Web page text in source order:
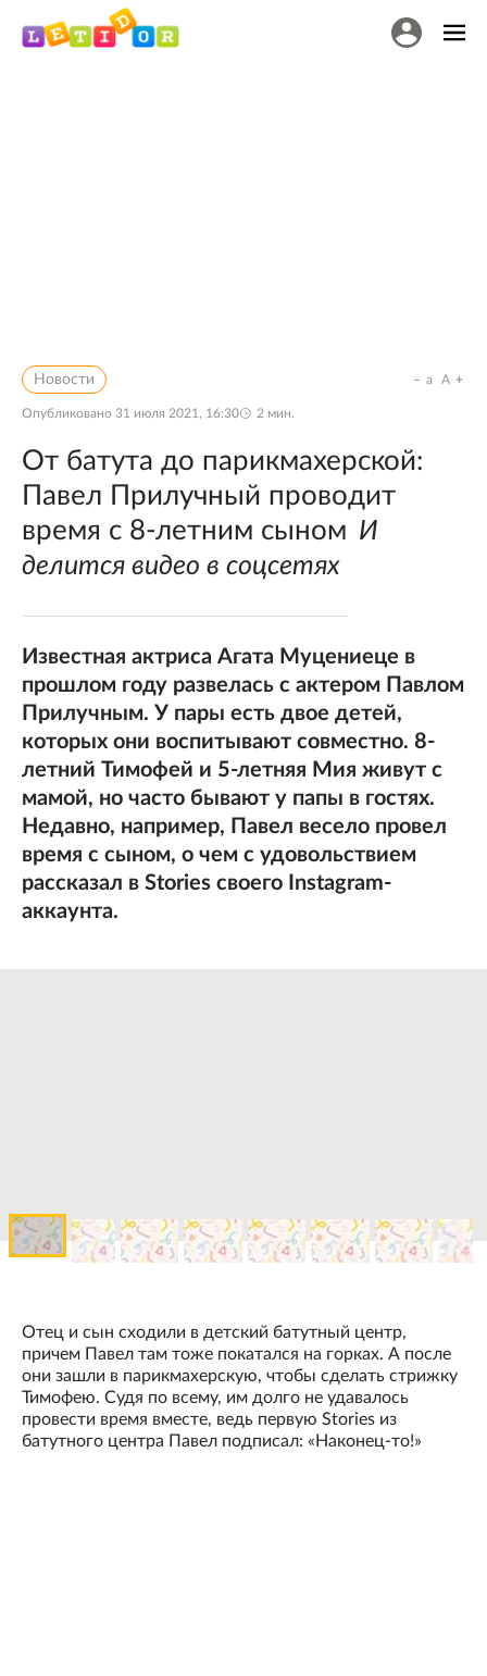
Новости
Опубликовано 31 июля 2021, 16:30 2 мин.
a A
От батута до парикмахерской:
Павел Прилучный проводит
время с 8-летним сыном И
делится видео в соцсетях
Известная актриса Агата Муцениеце в
прошлом году развелась с актером Павлом
Прилучным. У пары есть двое детей,
которых они воспитывают совместно. 8-
летний Тимофей и 5-летняя Мия живут с
мамой, но часто бывают у папы в гостях.
Недавно, например, Павел весело провел
время с сыном, о чем с удовольствием
рассказал в Stories своего Instagram-
аккаунта.
Отец и сын сходили в детский батутный центр,
причем Павел там тоже покатался на горках. А после
они зашли в парикмахерскую, чтобы сделать стрижку
Тимофею. Судя по всему, им долго не удавалось
провести время вместе, ведь первую Stories из
батутного центра Павел подписал: «Наконец-то!»